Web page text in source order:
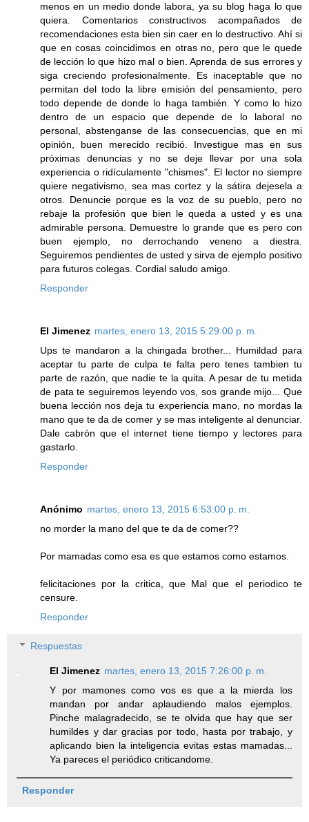
menos en un medio donde labora, ya su blog haga lo que
quiera. Comentarios constructivos acompañados de
recomendaciones esta bien sin caer en lo destructivo. Ahí si
que en cosas coincidimos en otras no, pero que le quede
de lección lo que hizo mal o bien. Aprenda de sus errores y
siga creciendo profesionalmente. Es inaceptable que no
permitan del todo la libre emisión del pensamiento, pero
todo depende de donde lo haga también. Y como lo hizo
dentro de un espacio que depende de lo laboral no
personal, abstenganse de las consecuencias, que en mi
opinión, buen merecido recibió. Investigue mas en sus
próximas denuncias y no se deje llevar por una sola
experiencia o ridículamente "chismes". El lector no siempre
quiere negativismo, sea mas cortez y la sátira dejesela a
otros. Denuncie porque es la voz de su pueblo, pero no
rebaje la profesión que bien le queda a usted y es una
admirable persona. Demuestre lo grande que es pero con
buen ejemplo, no derrochando veneno a diestra.
Seguiremos pendientes de usted y sirva de ejemplo positivo
para futuros colegas. Cordial saludo amigo.
Responder
El Jimenez martes, enero 13, 2015 5:29:00 p. m.
Ups te mandaron a la chingada brother... Humildad para
aceptar tu parte de culpa te falta pero tenes tambien tu
parte de razón, que nadie te la quita. A pesar de tu metida
de pata te seguiremos leyendo vos, sos grande mijo... Que
buena lección nos deja tu experiencia mano, no mordas la
mano que te da de comer y se mas inteligente al denunciar.
Dale cabrón que el internet tiene tiempo y lectores para
gastarlo.
Responder
Anónimo martes, enero 13, 2015 6:53:00 p. m.
no morder la mano del que te da de comer??
Por mamadas como esa es que estamos como estamos.
felicitaciones por la critica, que Mal que el periodico te
censure.
Responder
Respuestas
El Jimenez martes, enero 13, 2015 7:26:00 p. m.
Y por mamones como vos es que a la mierda los
mandan por andar aplaudiendo malos ejemplos.
Pinche malagradecido, se te olvida que hay que ser
humildes y dar gracias por todo, hasta por trabajo, y
aplicando bien la inteligencia evitas estas mamadas...
Ya pareces el periódico criticandome.
Responder